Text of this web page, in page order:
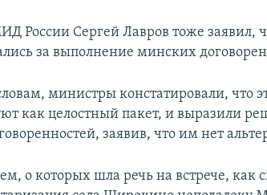
России Сергей Лавров тоже заявил,
за выполнение минских
министры констатировали, что
как целостный пакет, и выразили
заявив, что им нет
о которых шла речь на встрече, как